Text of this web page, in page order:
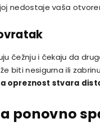
nedostaje vaša
čežnju i čekaju da
biti nesigurna ili
opreznost stvara
ponovno